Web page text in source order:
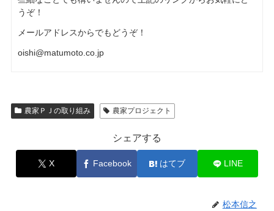
うぞ！
メールアドレスからでもどうぞ！
oishi@matumoto.co.jp
農家ＰＪの取り組み 農家プロジェクト
シェアする
X Facebook はてブ LINE
松本信之